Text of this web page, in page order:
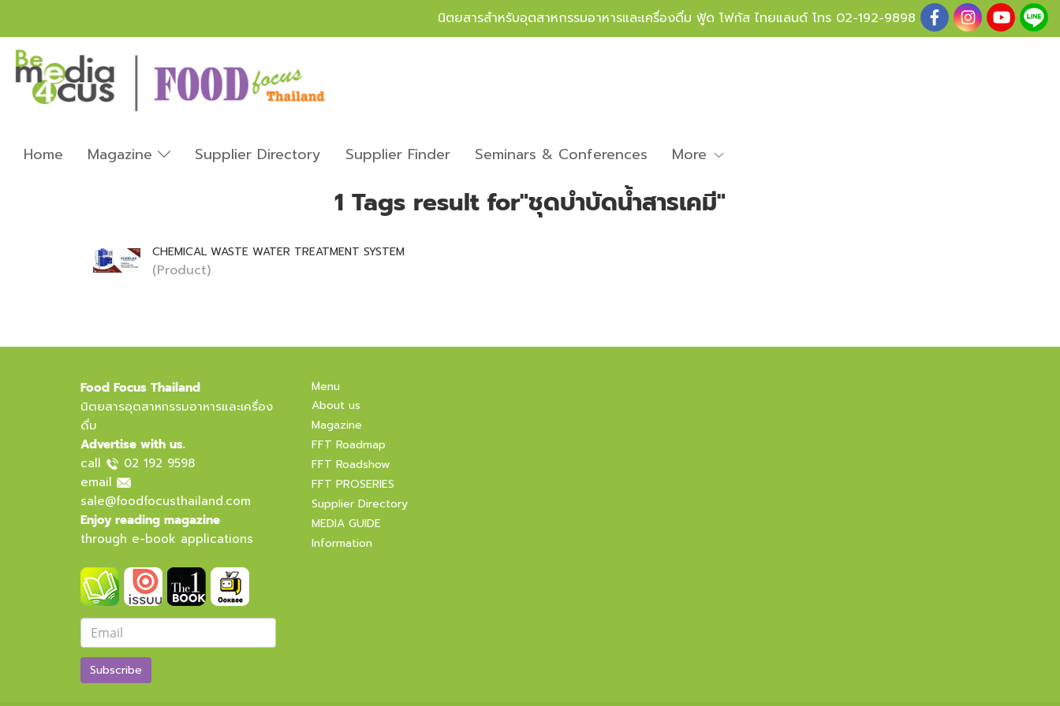
นิตยสารสำหรับอุตสาหกรรมอาหารและเครื่องดื่ม ฟู้ด โฟกัส ไทยแลนด์ โทร 02-192-9898
Home Magazine Supplier Directory Supplier Finder Seminars & Conferences More
1 Tags result for"ชุดบำบัดน้ำสารเคมี"
CHEMICAL WASTE WATER TREATMENT SYSTEM
(Product)
Food Focus Thailand
นิตยสารอุตสาหกรรมอาหารและเครื่อง
ดื่ม
Advertise with us.
call
02 192 9598
email
sale@foodfocusthailand.com
Enjoy reading magazine
through e-book applications
Subscribe
Menu
About us
Magazine
FFT Roadmap
FFT Roadshow
FFT PROSERIES
Supplier Directory
MEDIA GUIDE
Information